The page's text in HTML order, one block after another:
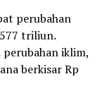
perubahan
triliun.
perubahan iklim,
berkisar Rp